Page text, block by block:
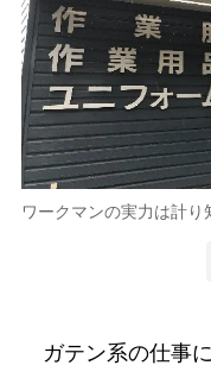
ワークマンの実力は計り
ガテン系の仕事